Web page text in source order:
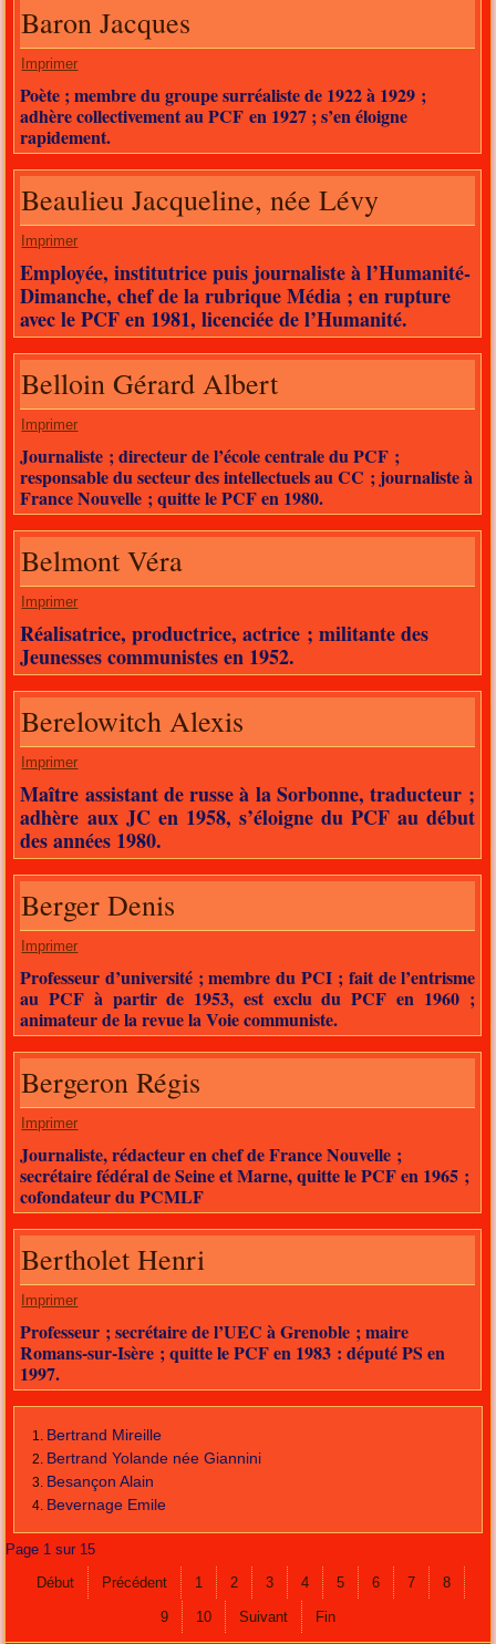
Baron Jacques
Imprimer
Poète ; membre du groupe surréaliste de 1922 à 1929 ;
adhère collectivement au PCF en 1927 ; s’en éloigne
rapidement.
Beaulieu Jacqueline, née Lévy
Imprimer
Employée, institutrice puis journaliste à l’Humanité-
Dimanche, chef de la rubrique Média ; en rupture
avec le PCF en 1981, licenciée de l’Humanité.
Belloin Gérard Albert
Imprimer
Journaliste ; directeur de l’école centrale du PCF ;
responsable du secteur des intellectuels au CC ; journaliste à
France Nouvelle ; quitte le PCF en 1980.
Belmont Véra
Imprimer
Réalisatrice, productrice, actrice ; militante des
Jeunesses communistes en 1952.
Berelowitch Alexis
Imprimer
Maître assistant de russe à la Sorbonne, traducteur ;
adhère aux JC en 1958, s’éloigne du PCF au début
des années 1980.
Berger Denis
Imprimer
Professeur d’université ; membre du PCI ; fait de l’entrisme
au PCF à partir de 1953, est exclu du PCF en 1960 ;
animateur de la revue la Voie communiste.
Bergeron Régis
Imprimer
Journaliste, rédacteur en chef de France Nouvelle ;
secrétaire fédéral de Seine et Marne, quitte le PCF en 1965 ;
cofondateur du PCMLF
Bertholet Henri
Imprimer
Professeur ; secrétaire de l’UEC à Grenoble ; maire
Romans-sur-Isère ; quitte le PCF en 1983 : député PS en
1997.
Bertrand Mireille
Bertrand Yolande née Giannini
Besançon Alain
Bevernage Emile
Page 1 sur 15
Début
Précédent 1 2 3 4 5 6 7 8
9 10 Suivant Fin